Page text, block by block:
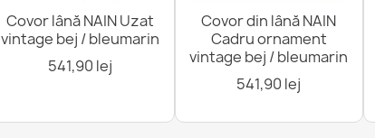
Covor lână NAIN Uzat
vintage bej / bleumarin
541,90 lej
Covor din lână NAIN
Cadru ornament
vintage bej / bleumarin
541,90 lej